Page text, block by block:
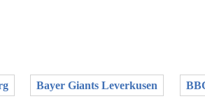
Bayer Giants Leverkusen